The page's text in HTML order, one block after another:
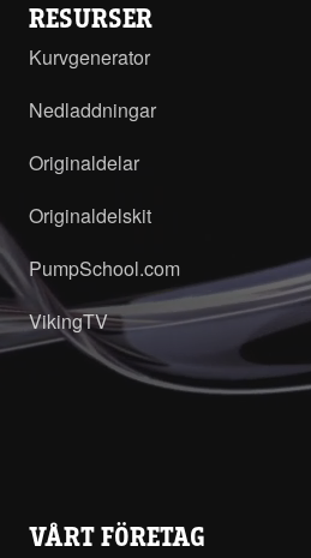
RESURSER
Kurvgenerator
Nedladdningar
Originaldelar
Originaldelskit
PumpSchool.com
VikingTV
VÅRT FÖRETAG